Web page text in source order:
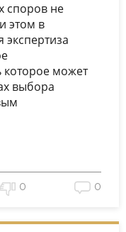
споров не
этом в
которое может
выбора
0 0